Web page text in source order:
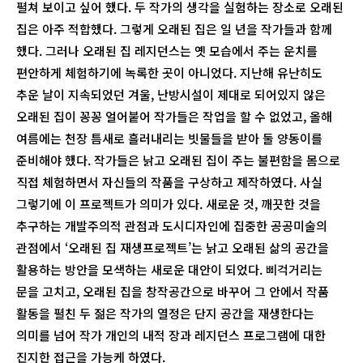
펼쳐 보이고 싶어 했다. 두 작가의 생각을 실험하는 장소로 오래된
집은 아주 적합했다. 그렇게 오래된 집은 일 년을 작가들과 함께
했다. 그러나 오래된 집 레지던스는 옛 모습에서 주는 운치를
편안하게 체험하기에 녹록한 곳이 아니었다. 지난해 유난히도
추운 날이 지속되었던 겨울, 난방시설이 제대로 되어있지 않은
오래된 집이 꽁꽁 얼어붙어 작가들은 작업을 할 수 없었고, 올해
여름에는 천장 틈새로 흘러내리는 빗물들을 받아 둘 양동이를
준비해야 했다. 작가들은 낡고 오래된 집이 주는 불편함을 몸으로
직접 체험하면서 자신들의 작품을 구상하고 제작하였다. 사실
그렇기에 이 프로젝트가 의미가 있다. 새로운 것, 깨끗한 것을
추구하는 개발주의적 관점과 도시디자인에 집중한 공공미술의
관점에서 ‘오래된 집 재생프로젝트’는 낡고 오래된 삶의 공간을
활용하는 방안을 모색하는 새로운 대안이 되었다. 삐걱거리는
문을 고치고, 오래된 집을 창작공간으로 바꾸어 그 안에서 작품
활동을 펼친 두 젊은 작가의 열정은 단지 공간을 재생한다는
의미를 넘어 작가 개인의 내적 장과 레지던스 프로그램에 대한
진지한 접근을 가능케 하였다.